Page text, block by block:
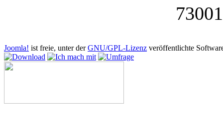
Joomla! ist freie, unter derGNU/GPL-Lizenz veröffentlichte